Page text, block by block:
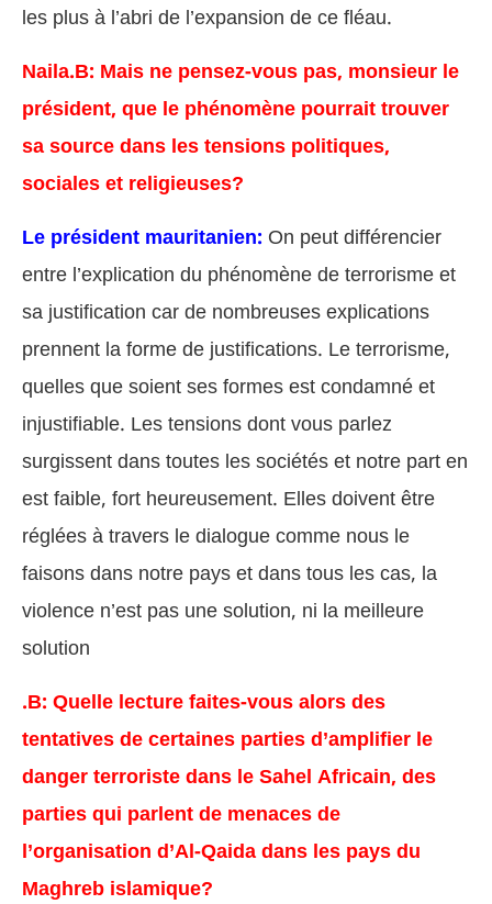
les plus à l’abri de l’expansion de ce fléau.
Naila.B: Mais ne pensez-vous pas, monsieur le
président, que le phénomène pourrait trouver
sa source dans les tensions politiques,
sociales et religieuses?
Le président mauritanien:On peut différencier
entre l’explication du phénomène de terrorisme et
sa justification car de nombreuses explications
prennent la forme de justifications. Le terrorisme,
quelles que soient ses formes est condamné et
injustifiable. Les tensions dont vous parlez
surgissent dans toutes les sociétés et notre part en
est faible, fort heureusement. Elles doivent être
réglées à travers le dialogue comme nous le
faisons dans notre pays et dans tous les cas, la
violence n’est pas une solution, ni la meilleure
solution
.B: Quelle lecture faites-vous alors des
tentatives de certaines parties d’amplifier le
danger terroriste dans le Sahel Africain, des
parties qui parlent de menaces de
l’organisation d’Al-Qaida dans les pays du
Maghreb islamique?